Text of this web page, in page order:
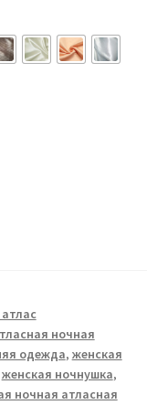
ночная
одежда, женская
женская ночнушка,
ночная атласная